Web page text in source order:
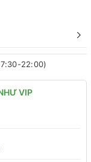
22:00)
VIP